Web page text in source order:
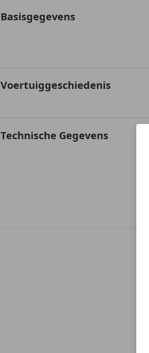
Basisgegevens
Voertuiggeschiedenis
Technische Gegevens